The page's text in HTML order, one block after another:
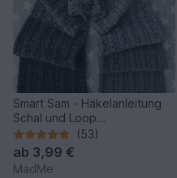
Smart Sam - Häkelanleitung
Schal und Loop
*anfängertauglich*
(53)
ab 3,99 €
MadMe